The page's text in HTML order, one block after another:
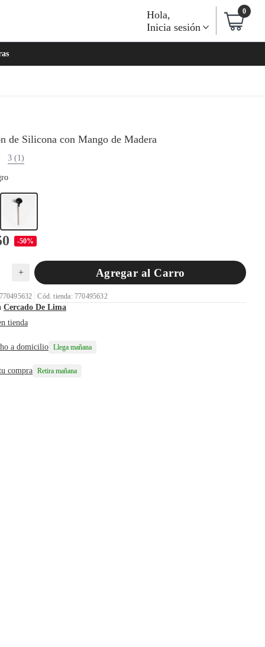
Hola,
Inicia sesión
0
de Silicona con Mango de Madera
3 (1)
-50%
+ Agregar al Carro
Cód. tienda: 770495632
Cercado De Lima
tienda
a domicilio Llega mañana
compra Retira mañana